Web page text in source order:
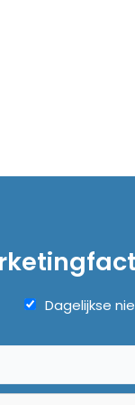
Dagelijkse